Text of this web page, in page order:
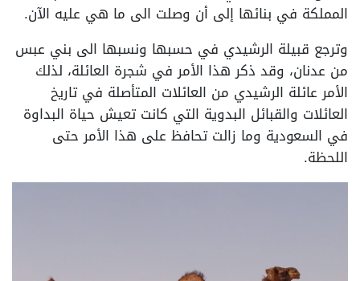
المملكة في بنائها إلى أن وصلت الى ما هي عليه الآن.
وترجع قبيلة الرشيدي في حسبها ونسبها الى بني عبس
من عدنان، وقد ذكر هذا الأمر في شجرة العائلة، لذلك
الأمر عائلة الرشيدي من العائلات المتأصلة في تاريخ
العائلات والقبائل البدوية التي كانت تعيش حياة البداوة
في السعودية وما زالت تحافظ على هذا الأمر حتى
اللحظة.